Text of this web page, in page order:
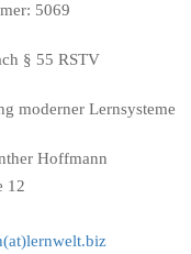
5069
§ 55 RSTV
moderner Lernsysteme
Hoffmann
12